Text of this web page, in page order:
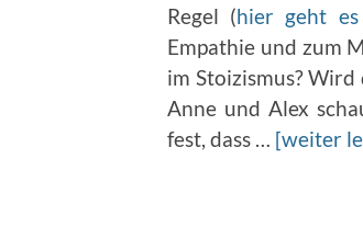
Regel (hier geht
Empathie und zum
im Stoizismus?
Anne und Alex
fest, dass … [weiter